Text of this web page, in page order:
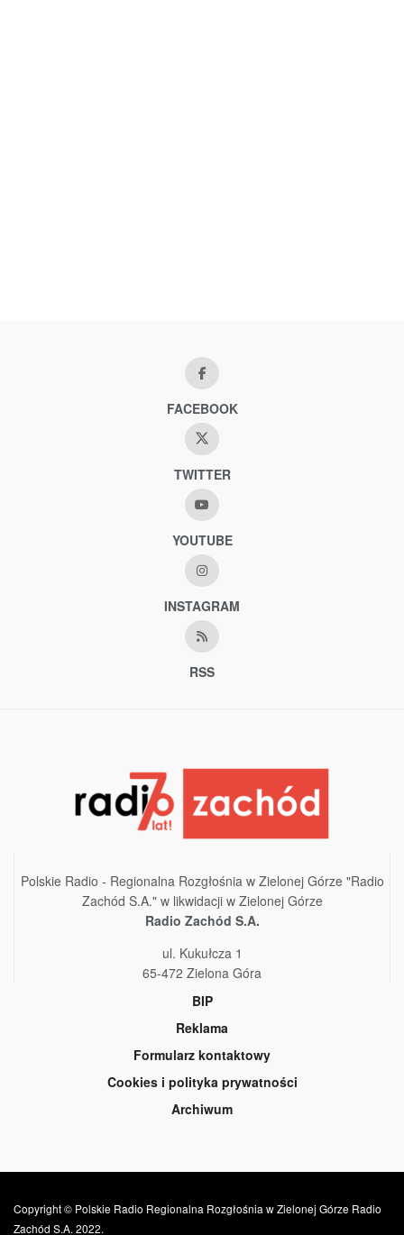
FACEBOOK
TWITTER
YOUTUBE
INSTAGRAM
RSS
Polskie Radio - Regionalna Rozgłośnia w Zielonej Górze "Radio
Zachód S.A." w likwidacji w Zielonej Górze
Radio Zachód S.A.
ul. Kukułcza 1
65-472 Zielona Góra
BIP
Reklama
Formularz kontaktowy
Cookies i polityka prywatności
Archiwum
Copyright © Polskie Radio Regionalna Rozgłośnia w Zielonej Górze Radio
Zachód S.A. 2022.